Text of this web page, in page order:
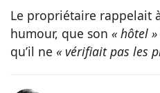
Le propriétaire rappelait
humour, que son « hôtel »
qu’il ne « vérifiait pas les